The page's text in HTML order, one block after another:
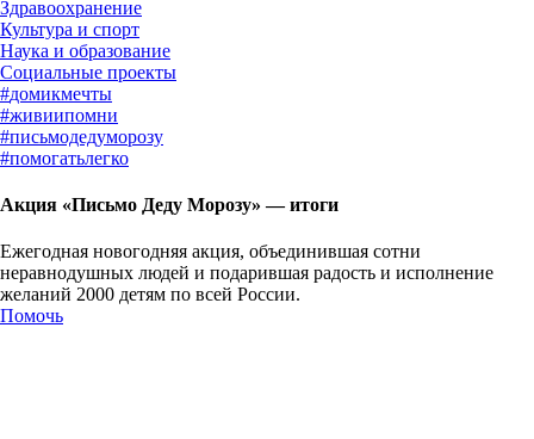
#домикмечты
#живиипомни
#письмодедуморозу
#помогатьлегко
Акция «Письмо Деду Морозу» — итоги
Ежегодная новогодняя акция, объединившая сотни
неравнодушных людей и подарившая радость и исполнение
желаний 2000 детям по всей России.
Помочь